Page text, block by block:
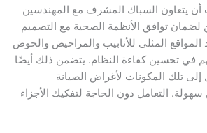
يتعاون السباك المشرف مع المهندسين
لضمان توافق الأنظمة الصحية مع التصميم
المواقع المثلى للأنابيب والمراحيض والحوض
في تحسين كفاءة النظام. يتضمن ذلك أيضًا
إلى تلك المكونات لأغراض الصيانة
التعامل دون الحاجة لتفكيك الأجزاء